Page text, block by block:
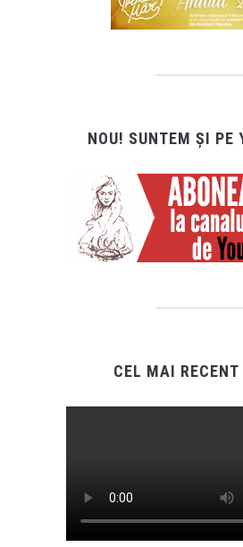
NOU! SUNTEM ȘI PE
CEL MAI RECENT